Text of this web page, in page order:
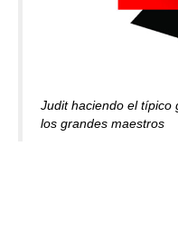
Judit haciendo el típico
los grandes maestros